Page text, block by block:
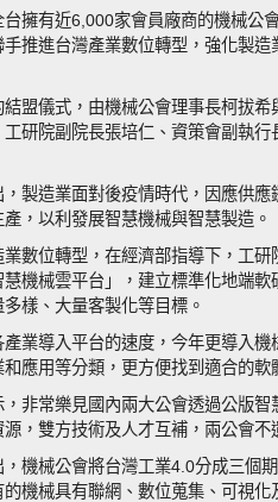
台擁有近6,000家會員廠商的機械公
手推進台灣產業數位轉型，強化製
結盟儀式，由機械公會理事長柯拔
工研院副院長張培仁、資策會副執
，製造業面對後疫情時代，因應供
，以利發展智慧機械與智慧製造。
數位轉型，在經濟部指導下，工
慧機械雲平台」，建立標準化地端
樣、大量客製化等目標。
產業導入平台的速度，今年更導入
應用等分類，更方便找到適合的軟
，非常樂見國內兩大公會透過公版
，雙方技術及人才互補，兩公會不
機械公會將台灣工業4.0分成三個
機械具有聯網、數位蒐集、可視